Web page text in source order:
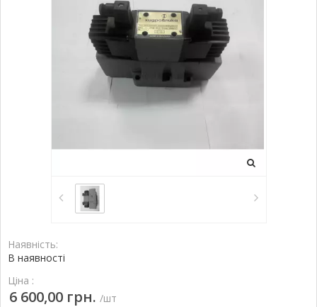
Наявність:
В наявності
Ціна :
6 600,00 грн. /шт